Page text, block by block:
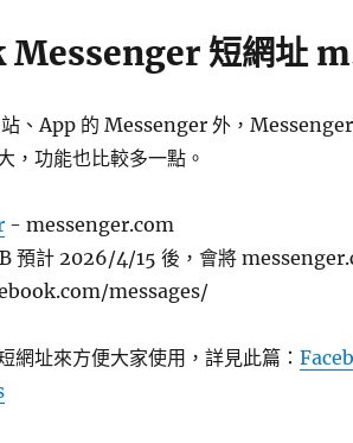
Messenger 短網址
、App 的 Messenger 外，
，功能也比較多一點。
- messenger.com
預計 2026/4/15 後，會將
messages/
網址來方便大家使用，詳見此篇：